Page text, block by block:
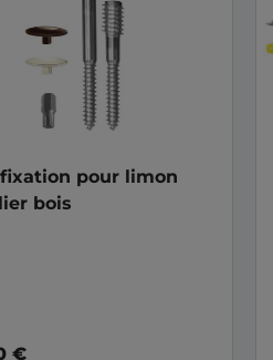
pour limon
bois
€